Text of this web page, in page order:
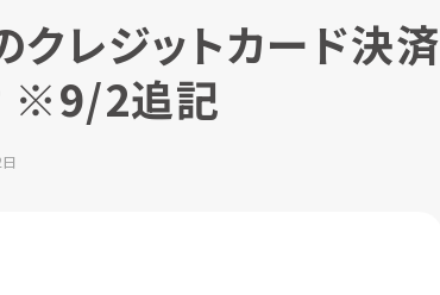
レジットカード決済
※9/2追記